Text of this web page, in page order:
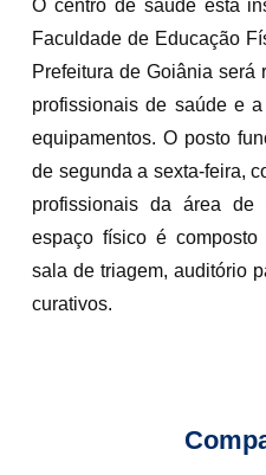
O centro de saúde está
Faculdade de Educação
Prefeitura de Goiânia
profissionais de saúde e
equipamentos. O posto
de segunda a sexta-feira,
profissionais da área de
espaço físico é
sala de triagem, auditório
curativos.